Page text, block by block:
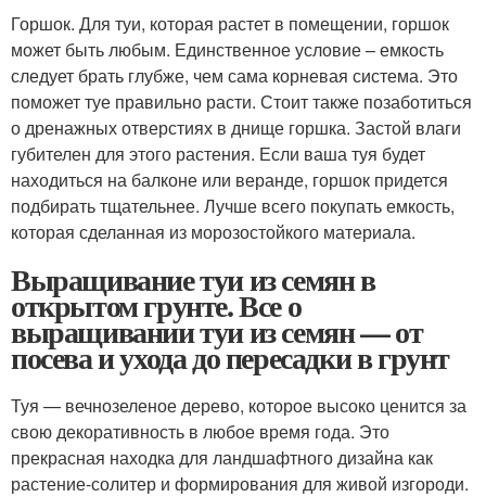
Горшок. Для туи, которая растет в помещении, горшок
может быть любым. Единственное условие – емкость
следует брать глубже, чем сама корневая система. Это
поможет туе правильно расти. Стоит также позаботиться
о дренажных отверстиях в днище горшка. Застой влаги
губителен для этого растения. Если ваша туя будет
находиться на балконе или веранде, горшок придется
подбирать тщательнее. Лучше всего покупать емкость,
которая сделанная из морозостойкого материала.
Выращивание туи из семян в
открытом грунте. Все о
выращивании туи из семян — от
посева и ухода до пересадки в грунт
Туя — вечнозеленое дерево, которое высоко ценится за
свою декоративность в любое время года. Это
прекрасная находка для ландшафтного дизайна как
растение-солитер и формирования для живой изгороди.